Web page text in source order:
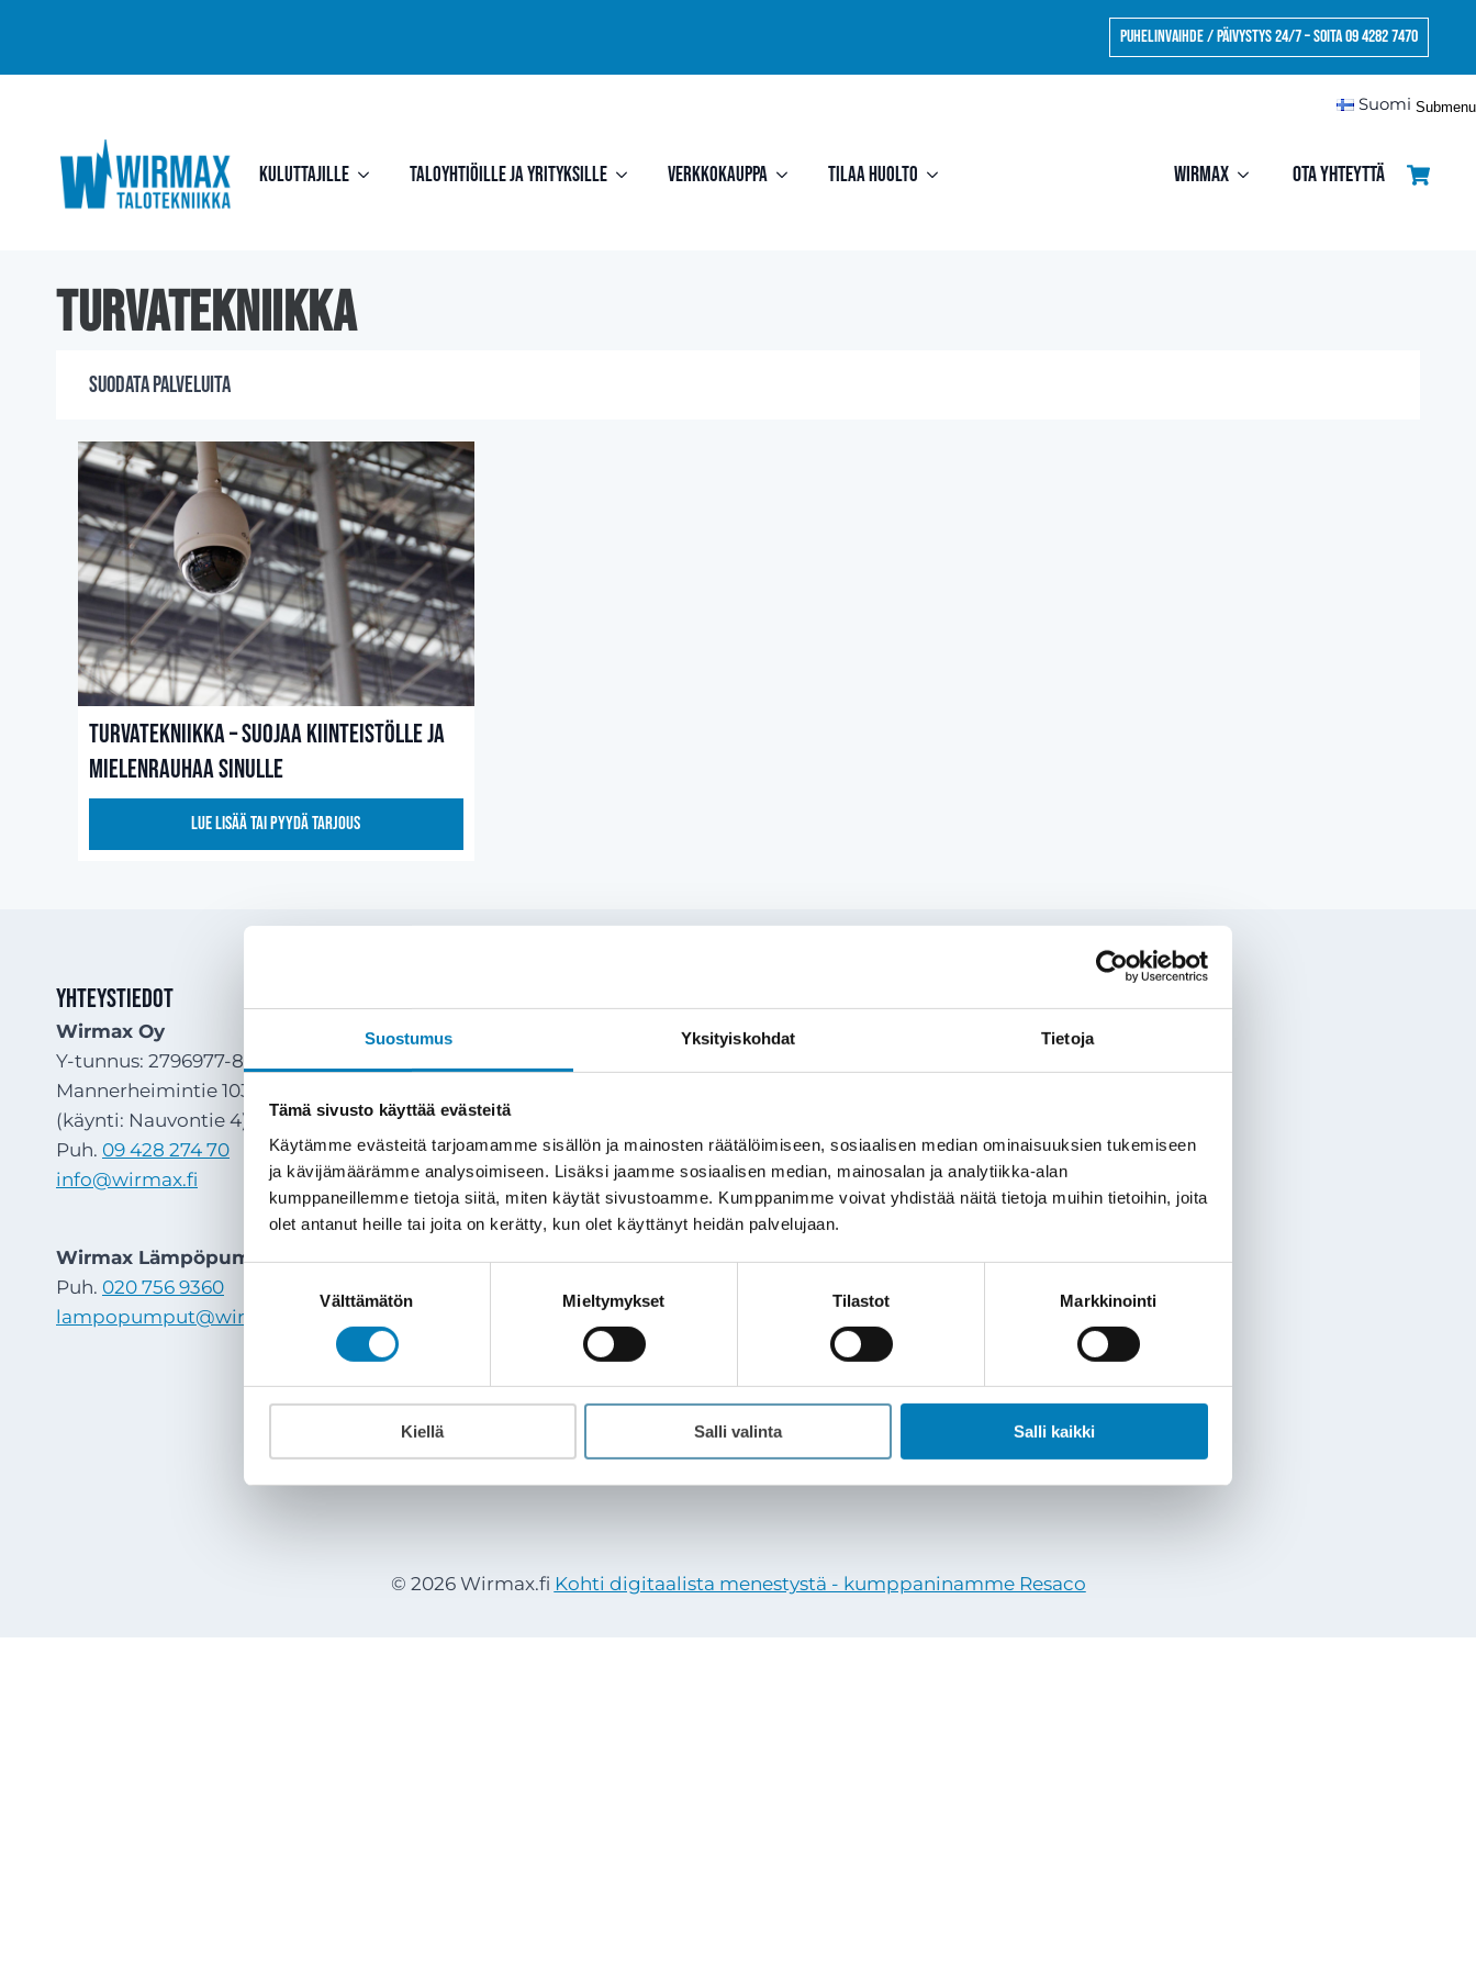
Suostumus Yksityiskohdat Tietoja
Tämä sivusto käyttää evästeitä
Käytämme evästeitä tarjoamamme sisällön ja mainosten räätälöimiseen, sosiaalisen median ominaisuuksien tukemiseen
ja kävijämäärämme analysoimiseen. Lisäksi jaamme sosiaalisen median, mainosalan ja analytiikka-alan
kumppaneillemme tietoja siitä, miten käytät sivustoamme. Kumppanimme voivat yhdistää näitä tietoja muihin tietoihin, joita
olet antanut heille tai joita on kerätty, kun olet käyttänyt heidän palvelujaan.
Välttämätön Mieltymykset Tilastot Markkinointi
Kiellä Salli valinta Salli kaikki
Puhelinvaihde / Päivystys 24/7 – Soita 09 4282 7470
Suomi
Kuluttajille Taloyhtiöille ja yrityksille Verkkokauppa Tilaa huolto Wirmax Ota yhteyttä
turvatekniikka
Suodata palveluita
Turvatekniikka – Suojaa kiinteistölle ja
mielenrauhaa sinulle
Lue lisää tai pyydä tarjous
Yhteystiedot
Wirmax Oy
Y-tunnus: 2796977-8
Mannerheimintie 103 B, 00280 Helsinki
(käynti: Nauvontie 4)
Puh. 09 428 274 70
info@wirmax.fi
Wirmax Lämpöpumput Oy
Puh. 020 756 9360
lampopumput@wirmax.fi
Referenssit
Ota yhteyttä
Wirmax Rahoitus
Usein kysytyt kysymykset
Hinnasto
Tietosuojaseloste
Tilaus- ja toimitusehdot
© 2026 Wirmax.fi Kohti digitaalista menestystä - kumppaninamme Resaco